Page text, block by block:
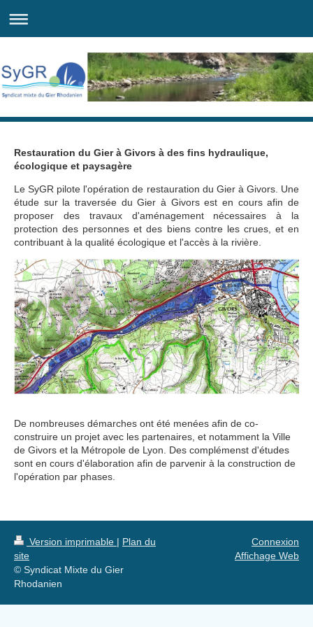
Restauration du Gier à Givors à des fins hydraulique,
écologique et paysagère
Le SyGR pilote l'opération de restauration du Gier à Givors. Une
étude sur la traversée du Gier à Givors est en cours afin de
proposer des travaux d'aménagement nécessaires à la
protection des personnes et des biens contre les crues, et en
contribuant à la qualité écologique et l'accès à la rivière.
De nombreuses démarches ont été menées afin de co-
construire un projet avec les partenaires, et notamment la Ville
de Givors et la Métropole de Lyon. Des complémenst d'études
sont en cours d'élaboration afin de parvenir à la construction de
l'opération par phases.
Version imprimable | Plan du
site
© Syndicat Mixte du Gier
Rhodanien
Connexion
Affichage Web